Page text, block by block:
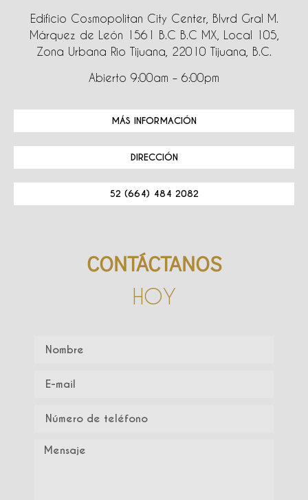
Edificio Cosmopolitan City Center, Blvrd Gral M.
Márquez de León 1561 B.C B.C MX, Local 105,
Zona Urbana Rio Tijuana, 22010 Tijuana, B.C.
Abierto 9:00am – 6:00pm
MÁS INFORMACIÓN
DIRECCIÓN
52 (664) 484 2082
CONTÁCTANOS
HOY